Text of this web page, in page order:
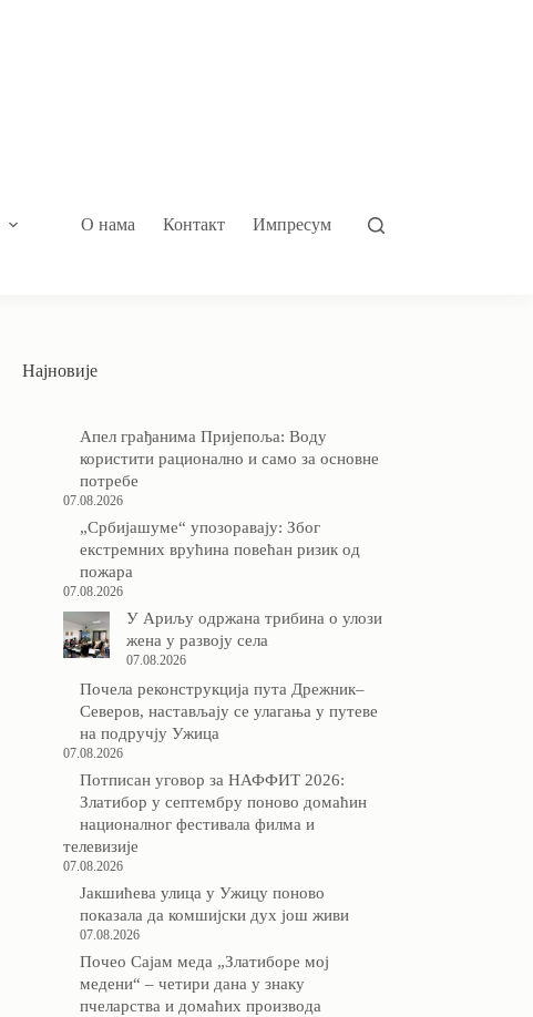
О нама Контакт Импресум
Најновије
Апел грађанима Пријепоља: Воду
користити рационално и само за основне
потребе
07.08.2026
„Србијашуме“ упозоравају: Због
екстремних врућина повећан ризик од
пожара
07.08.2026
У Ариљу одржана трибина о улози
жена у развоју села
07.08.2026
Почела реконструкција пута Дрежник–
Северов, настављају се улагања у путеве
на подручју Ужица
07.08.2026
Потписан уговор за НАФФИТ 2026:
Златибор у септембру поново домаћин
националног фестивала филма и
телевизије
07.08.2026
Јакшићева улица у Ужицу поново
показала да комшијски дух још живи
07.08.2026
Почео Сајам меда „Златиборе мој
медени“ – четири дана у знаку
пчеларства и домаћих производа